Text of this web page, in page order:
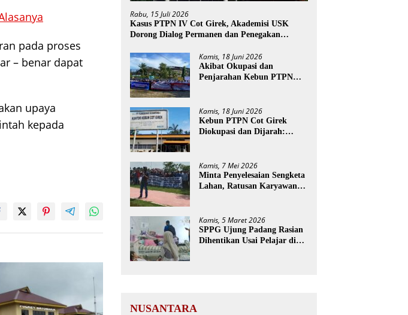
pada proses
– benar dapat
upaya
kepada
Rabu, 15 Juli 2026
Kasus PTPN IV Cot Girek, Akademisi USK
Dorong Dialog Permanen dan Penegakan
Kamis, 18 Juni 2026
Akibat Okupasi dan
Penjarahan Kebun PTPN
Kamis, 18 Juni 2026
Kebun PTPN Cot Girek
Diokupasi dan Dijarah:
Kamis, 7 Mei 2026
Minta Penyelesaian Sengketa
Lahan, Ratusan Karyawan
Kamis, 5 Maret 2026
SPPG Ujung Padang Rasian
Dihentikan Usai Pelajar di
NUSANTARA